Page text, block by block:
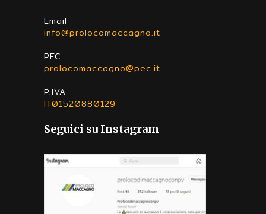
Email
info@prolocomaccagno.it
PEC
prolocomaccagno@pec.it
P.IVA
IT01520880129
Seguici su Instagram